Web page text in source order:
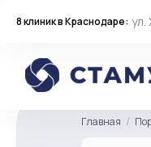
8 клиник в Краснодаре: ул.
Главная